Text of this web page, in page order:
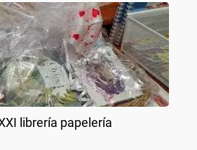
librería papelería